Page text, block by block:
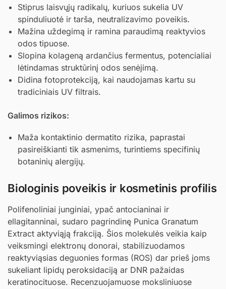
Stiprus laisvųjų radikalų, kuriuos sukelia UV
spinduliuotė ir tarša, neutralizavimo poveikis.
Mažina uždegimą ir ramina paraudimą reaktyvios
odos tipuose.
Slopina kolageną ardančius fermentus, potencialiai
lėtindamas struktūrinį odos senėjimą.
Didina fotoprotekciją, kai naudojamas kartu su
tradiciniais UV filtrais.
Galimos rizikos:
Maža kontaktinio dermatito rizika, paprastai
pasireiškianti tik asmenims, turintiems specifinių
botaninių alergijų.
Biologinis poveikis ir kosmetinis profilis
Polifenoliniai junginiai, ypač antocianinai ir
ellagitanninai, sudaro pagrindinę Punica Granatum
Extract aktyviąją frakciją. Šios molekulės veikia kaip
veiksmingi elektronų donorai, stabilizuodamos
reaktyviąsias deguonies formas (ROS) dar prieš joms
sukeliant lipidų peroksidaciją ar DNR pažaidas
keratinocituose. Recenzuojamuose moksliniuose